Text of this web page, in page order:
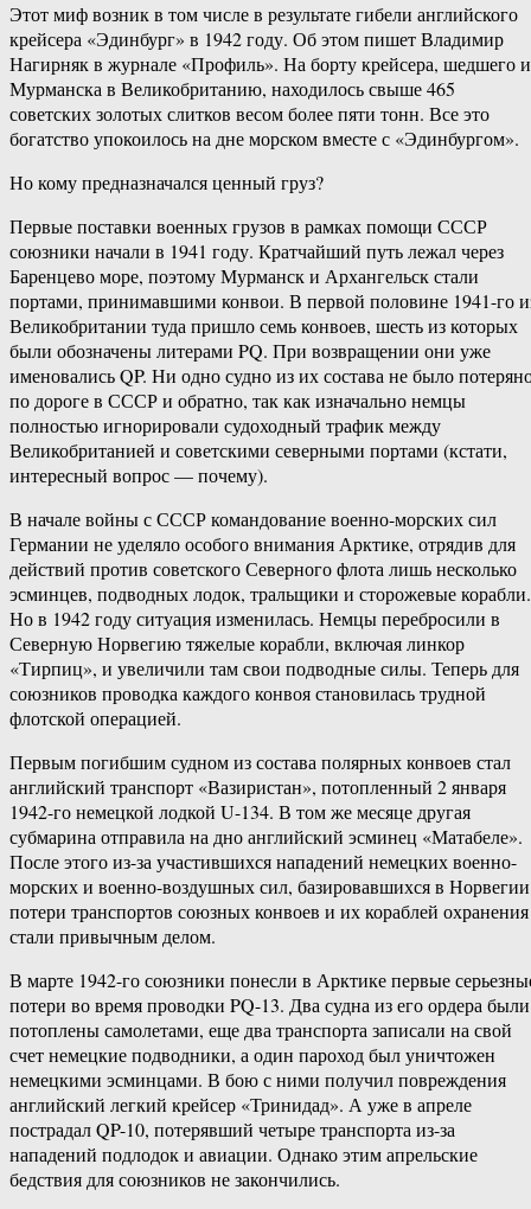
Этот миф возник в том числе в результате гибели английского
крейсера «Эдинбург» в 1942 году. Об этом пишет Владимир
Нагирняк в журнале «Профиль». На борту крейсера, шедшего
Мурманска в Великобританию, находилось свыше 465
советских золотых слитков весом более пяти тонн. Все это
богатство упокоилось на дне морском вместе с «Эдинбургом».
Но кому предназначался ценный груз?
Первые поставки военных грузов в рамках помощи СССР
союзники начали в 1941 году. Кратчайший путь лежал через
Баренцево море, поэтому Мурманск и Архангельск стали
портами, принимавшими конвои. В первой половине 1941-го
Великобритании туда пришло семь конвоев, шесть из которых
были обозначены литерами PQ. При возвращении они уже
именовались QP. Ни одно судно из их состава не было
по дороге в СССР и обратно, так как изначально немцы
полностью игнорировали судоходный трафик между
Великобританией и советскими северными портами (кстати,
интересный вопрос — почему).
В начале войны с СССР командование военно-морских сил
Германии не уделяло особого внимания Арктике, отрядив для
действий против советского Северного флота лишь несколько
эсминцев, подводных лодок, тральщики и сторожевые корабли.
Но в 1942 году ситуация изменилась. Немцы перебросили в
Северную Норвегию тяжелые корабли, включая линкор
«Тирпиц», и увеличили там свои подводные силы. Теперь для
союзников проводка каждого конвоя становилась трудной
флотской операцией.
Первым погибшим судном из состава полярных конвоев стал
английский транспорт «Вазиристан», потопленный 2 января
1942-го немецкой лодкой U-134. В том же месяце другая
субмарина отправила на дно английский эсминец «Матабеле».
После этого из-за участившихся нападений немецких военно-
морских и военно-воздушных сил, базировавшихся в
потери транспортов союзных конвоев и их кораблей охранения
стали привычным делом.
В марте 1942-го союзники понесли в Арктике первые
потери во время проводки PQ-13. Два судна из его ордера были
потоплены самолетами, еще два транспорта записали на свой
счет немецкие подводники, а один пароход был уничтожен
немецкими эсминцами. В бою с ними получил повреждения
английский легкий крейсер «Тринидад». А уже в апреле
пострадал QP-10, потерявший четыре транспорта из-за
нападений подлодок и авиации. Однако этим апрельские
бедствия для союзников не закончились.